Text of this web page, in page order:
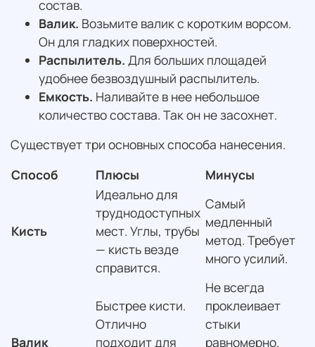
состав.
Валик. Возьмите валик с коротким ворсом.
Он для гладких поверхностей.
Распылитель. Для больших площадей
удобнее безвоздушный распылитель.
Емкость. Наливайте в нее небольшое
количество состава. Так он не засохнет.
Существует три основных способа нанесения.
Способ
Плюсы Минусы
Кисть
Идеально для
труднодоступных
мест. Углы, трубы
— кисть везде
справится.
Самый
медленный
метод. Требует
много усилий.
Валик
Быстрее кисти.
Отлично
подходит для
Не всегда
проклеивает
стыки
равномерно.